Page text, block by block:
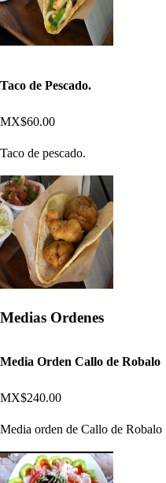
Taco de Pescado.
MX$60.00
Taco de pescado.
Medias Ordenes
Media Orden Callo de Robalo
MX$240.00
Media orden de Callo de Robalo